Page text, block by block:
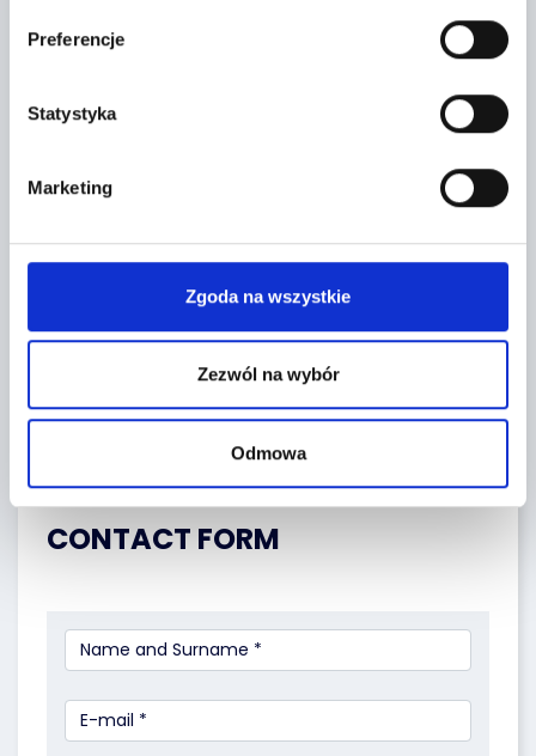
Preferencje
Statystyka
Marketing
Zgoda na wszystkie
Zezwól na wybór
Odmowa
+
Leaflet|©
CONTACT FORM